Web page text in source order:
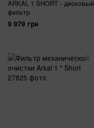
ARKAL 1 SHORT - дисковый
фильтр
9 979 грн